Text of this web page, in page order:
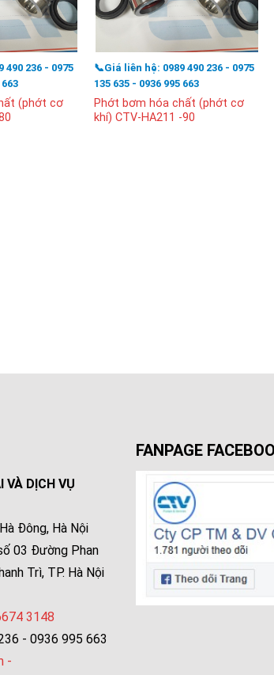
490 236 - 0975
(phớt cơ
📞Giá liên hệ: 0989 490 236 - 0975
135 635 - 0936 995 663
Phớt bơm hóa chất (phớt cơ
khí) CTV-HA211 -90
VÀ DỊCH VỤ
Đông, Hà Nội
03 Đường Phan
Trì, TP. Hà Nội
3148
- 0936 995 663
-
FANPAGE